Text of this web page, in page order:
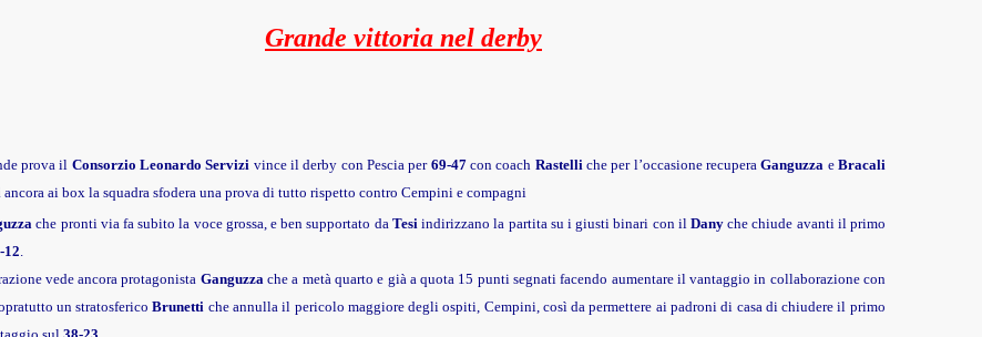
Grande vittoria nel derby
prova il Consorzio Leonardo Servizi vince il derby con Pescia per69-47con coach Rastelliche per l’occasione recupera Ganguzza eBracali
ancora ai box la squadra sfodera una prova di tutto rispetto contro Cempini e compagni
che pronti via fa subito la voce grossa, e ben supportato daTesiindirizzano la partita su i giusti binari con ilDanyche chiude avanti il primo
12.
vede ancora protagonista Ganguzzache a metà quarto e già a quota 15 punti segnati facendo aumentare il vantaggio in collaborazione con
un stratosferico Brunetti che annulla il pericolo maggiore degli ospiti, Cempini, così da permettere ai padroni di casa di chiudere il primo